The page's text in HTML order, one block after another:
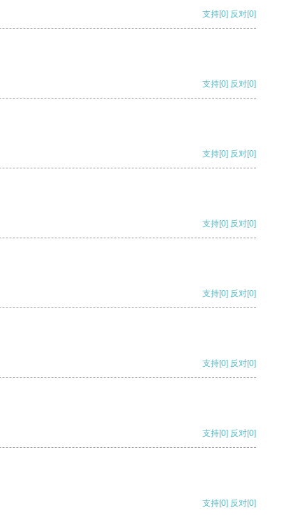
支持[0] 反对[0]
支持[0] 反对[0]
支持[0] 反对[0]
支持[0] 反对[0]
支持[0] 反对[0]
支持[0] 反对[0]
支持[0] 反对[0]
支持[0] 反对[0]